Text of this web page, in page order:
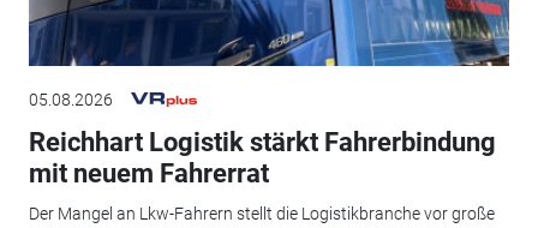
05.08.2026
Reichhart Logistik stärkt Fahrerbindung
mit neuem Fahrerrat
Der Mangel an Lkw-Fahrern stellt die Logistikbranche vor große